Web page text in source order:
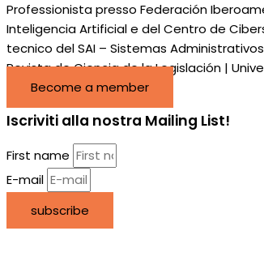
Professionista presso Federación
Inteligencia Artificial e del Centro de
tecnico del SAI – Sistemas
Revista de Ciencia de la Legislación |
Become a member
Iscriviti alla nostra Mailing List!
First name
E-mail
subscribe